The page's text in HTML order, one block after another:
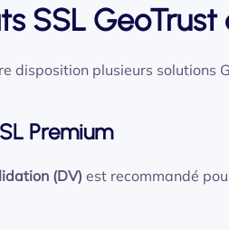
SSL GeoTrust
disposition plusieurs solutions
Premium
(DV) est recommandé